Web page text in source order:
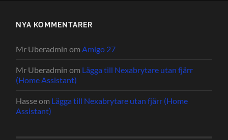
NYA KOMMENTARER
Mr Uberadmin omAmigo 27
Mr Uberadmin om Lägga till Nexabrytare utan fjärr
(Home Assistant)
Hasseom Lägga till Nexabrytare utan fjärr (Home
Assistant)